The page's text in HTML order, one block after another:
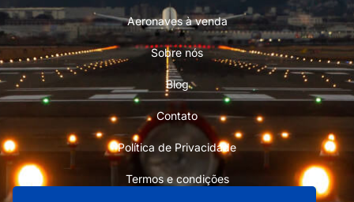
Aeronaves à venda
Sobre nós
Blog
Contato
Política de Privacidade
Termos e condições